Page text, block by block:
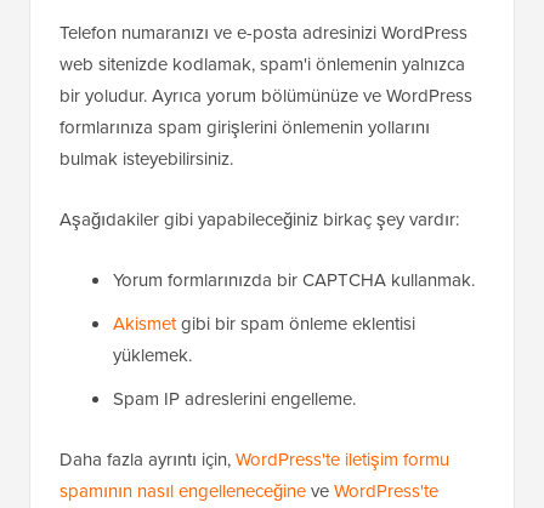
Telefon numaranızı ve e-posta adresinizi WordPress
web sitenizde kodlamak, spam'i önlemenin yalnızca
bir yoludur. Ayrıca yorum bölümünüze ve WordPress
formlarınıza spam girişlerini önlemenin yollarını
bulmak isteyebilirsiniz.
Aşağıdakiler gibi yapabileceğiniz birkaç şey vardır:
Yorum formlarınızda bir CAPTCHA kullanmak.
Akismetgibi bir spam önleme eklentisi
yüklemek.
Spam IP adreslerini engelleme.
Daha fazla ayrıntı için,WordPress'te iletişim formu
spamının nasıl engelleneceğineveWordPress'te